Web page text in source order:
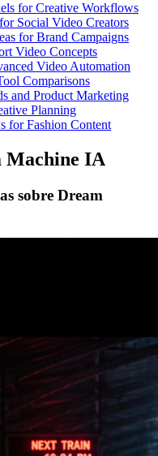
for Creative Workflows
Social Video Creators
for Brand Campaigns
Video Concepts
Video Automation
Comparisons
and Product Marketing
Planning
for Fashion Content
Machine IA
sobre Dream